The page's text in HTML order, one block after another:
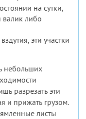
на сутки,
валик либо
эти участки
небольших
разрезать эти
и прижать грузом.
листы